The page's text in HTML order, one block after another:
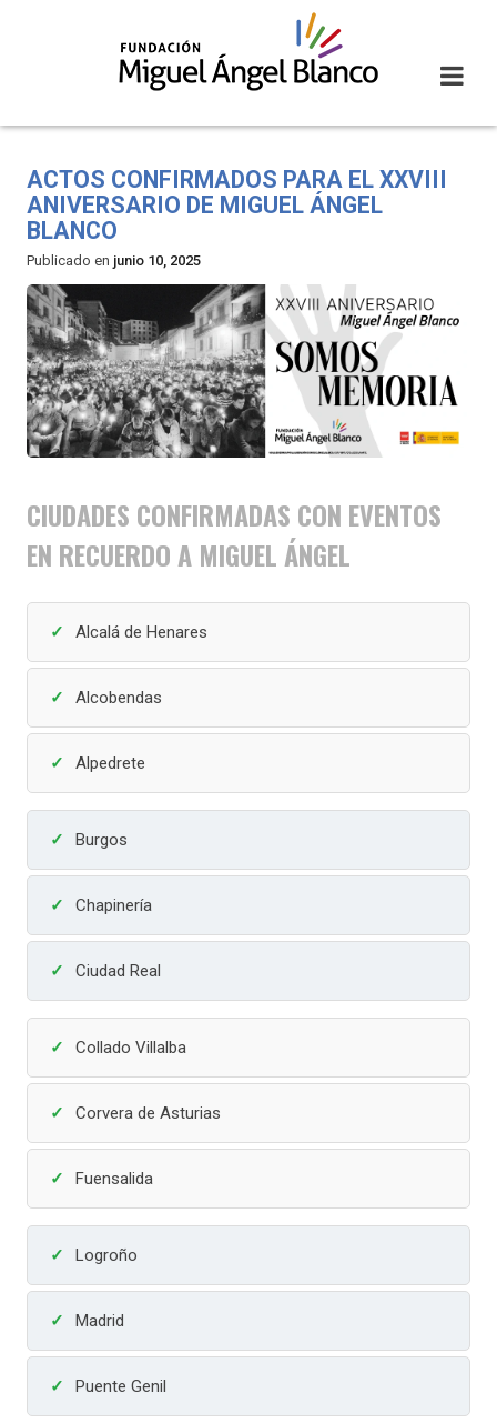
ACTOS CONFIRMADOS PARA EL XXVIII
ANIVERSARIO DE MIGUEL ÁNGEL
BLANCO
Publicado en junio 10, 2025
CIUDADES CONFIRMADAS CON EVENTOS
EN RECUERDO A MIGUEL ÁNGEL
Alcalá de Henares
Alcobendas
Alpedrete
Burgos
Chapinería
Ciudad Real
Collado Villalba
Corvera de Asturias
Fuensalida
Logroño
Madrid
Puente Genil